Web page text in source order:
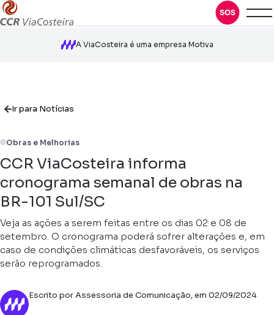
A ViaCosteira é uma empresa Motiva
Ir para Notícias
Obras e Melhorias
CCR ViaCosteira informa
cronograma semanal de obras na
BR-101 Sul/SC
Veja as ações a serem feitas entre os dias 02 e 08 de
setembro. O cronograma poderá sofrer alterações e, em
caso de condições climáticas desfavoráveis, os serviços
serão reprogramados.
Escrito por Assessoria de Comunicação, em 02/09/2024